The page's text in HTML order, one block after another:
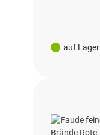
auf Lager